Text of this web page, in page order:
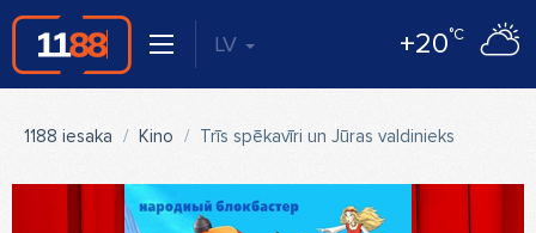
LV +20°C
1188 iesaka Kino Trīs spēkavīri un Jūras valdinieks